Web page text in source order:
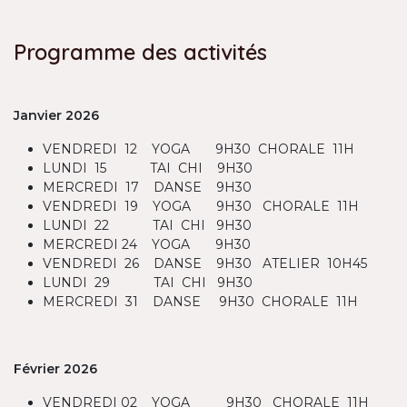
Programme des activités
Janvier 2026
VENDREDI 12 YOGA 9H30 CHORALE 11H
LUNDI 15 TAI CHI 9H30
MERCREDI 17 DANSE 9H30
VENDREDI 19 YOGA 9H30 CHORALE 11H
LUNDI 22 TAI CHI 9H30
MERCREDI 24 YOGA 9H30
VENDREDI 26 DANSE 9H30 ATELIER 10H45
LUNDI 29 TAI CHI 9H30
MERCREDI 31 DANSE 9H30 CHORALE 11H
Février 2026
VENDREDI 02 YOGA 9H30 CHORALE 11H